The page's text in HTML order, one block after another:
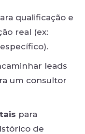
qualificação e
real (ex:
leads
um consultor
para
de